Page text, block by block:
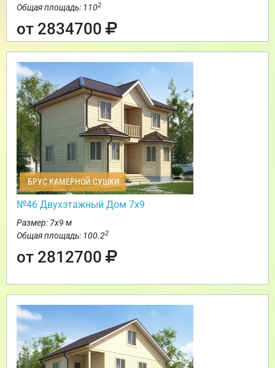
Общая площадь: 1102
от 2834700
БРУС КАМЕРНОЙ СУШКИ
№46 Двухэтажный Дом 7х9
Размер: 7х9 м
Общая площадь: 100.22
от 2812700